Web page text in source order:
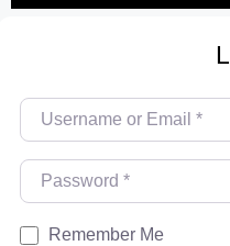
Username or Email
Password
Remember Me